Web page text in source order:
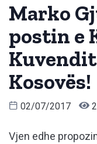
Marko
postin e
Kosovës!
02/07/2017
Vjen edhe